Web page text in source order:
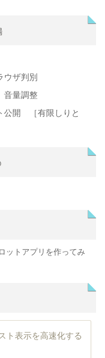
ザ判別
量調整
公開 ［有限しりと
ットアプリを作ってみ
ト表示を高速化する